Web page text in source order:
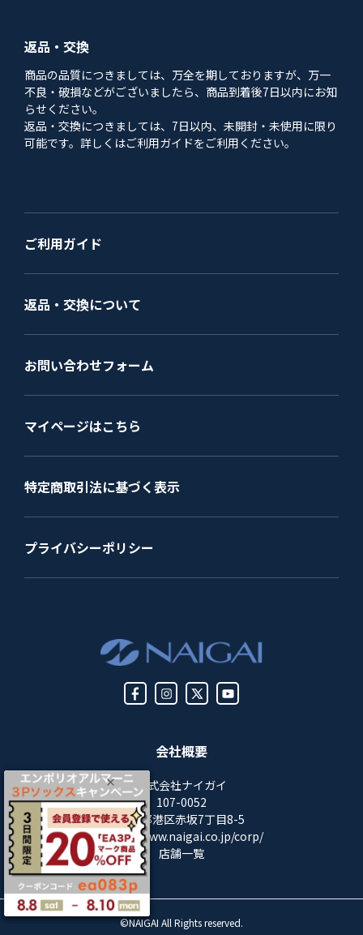
会社概要
株式会社ナイガイ
107-0052
東京都港区赤坂7丁目8-5
https://www.naigai.co.jp/corp/
店舗一覧
返品・交換
商品の品質につきましては、万全を期しておりますが、万一
不良・破損などがございましたら、商品到着後7日以内にお知
らせください。
返品・交換につきましては、7日以内、未開封・未使用に限り
可能です。詳しくはご利用ガイドをご利用ください。
ご利用ガイド
返品・交換について
お問い合わせフォーム
マイページはこちら
特定商取引法に基づく表示
プライバシーポリシー
©NAIGAI All Rights reserved.